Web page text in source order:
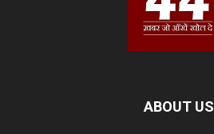
ABOUT US